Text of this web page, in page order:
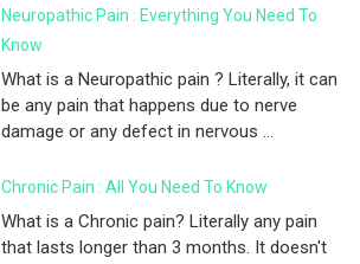
Neuropathic Pain : Everything You Need To
Know
What is a Neuropathic pain ? Literally, it can
be any pain that happens due to nerve
damage or any defect in nervous ...
Chronic Pain : All You Need To Know
What is a Chronic pain? Literally any pain
that lasts longer than 3 months. It doesn't